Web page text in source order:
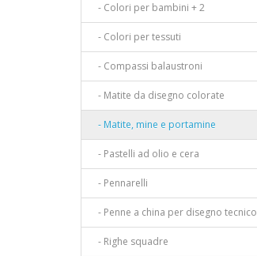
- Colori per bambini + 2
- Colori per tessuti
- Compassi balaustroni
- Matite da disegno colorate
- Matite, mine e portamine
- Pastelli ad olio e cera
- Pennarelli
- Penne a china per disegno tecnico
- Righe squadre